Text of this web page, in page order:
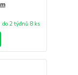
do 2 týdnů 8 ks